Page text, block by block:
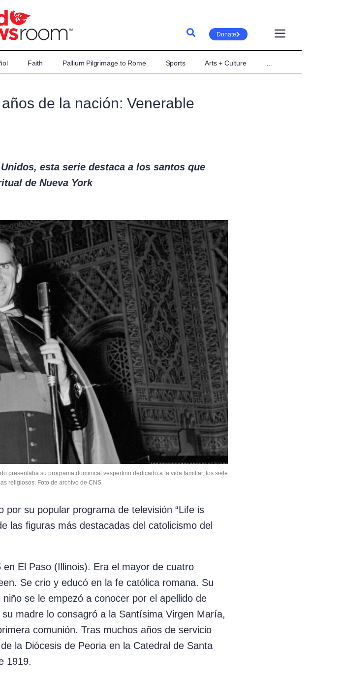
Donate
Faith Pallium Pilgrimage to Rome Sports Arts + Culture
de la nación: Venerable
esta serie destaca a los santos que
de Nueva York
presentaba su programa dominical vespertino dedicado a la vida familiar, los siete
religiosos. Foto de archivo de CNS
su popular programa de televisión “Life is
las figuras más destacadas del catolicismo del
El Paso (Illinois). Era el mayor de cuatro
Se crio y educó en la fe católica romana. Su
se le empezó a conocer por el apellido de
madre lo consagró a la Santísima Virgen María,
comunión. Tras muchos años de servicio
la Diócesis de Peoria en la Catedral de Santa
1919.